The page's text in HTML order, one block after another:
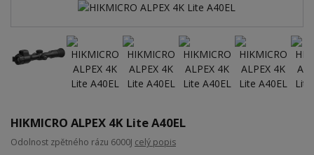
HIKMICRO ALPEX 4K Lite A40EL
Odolnost zpětného rázu 6000J celý popis